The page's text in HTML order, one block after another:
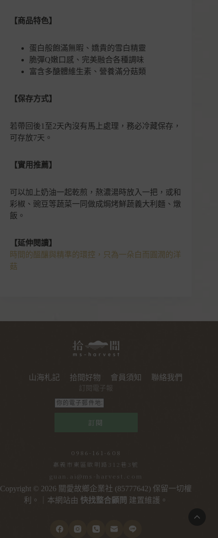
【商品特色】
蛋白般飽滿無暇、嬌貴的雪白精靈
脆彈Q嫩口感、完美融合各種調味
富含多醣體維生素、營養滿分菇類
【保存方式】
若帶回後1至2天內沒有馬上處理，務必冷藏保存，
可存放7天。
【實用推薦】
可以加上奶油一起乾煎，熬濃湯時放入一把，或和
彩椒、豌豆等蔬菜一同做成焗烤鮮蔬義大利麵、燉
飯。
【延伸閱讀】
時間的醞釀與精準的環控，只為一朵白而圓潤的洋
菇
山海札記 拾間好物 會員須知 聯絡我們
訂閱電子報
訂閱
0986-161-608
嘉義市東區啟明路312巷3號
guan.ai@ms-harvest.com
Copyright © 2026 關愛故鄉企業社 (85777642) 保留一切權
利。｜本網站由 快找整合顧問 建置維護。